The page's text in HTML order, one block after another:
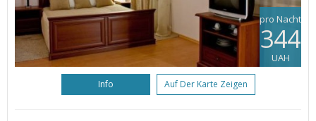
pro Nacht
344
UAH
Info Auf Der Karte Zeigen